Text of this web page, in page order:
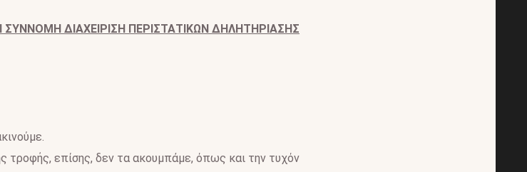
ΔΙΑΧΕΙΡΙΣΗ ΠΕΡΙΣΤΑΤΙΚΩΝ ΔΗΛΗΤΗΡΙΑΣΗΣ
τροφής, επίσης, δεν τα ακουμπάμε, όπως και την τυχόν